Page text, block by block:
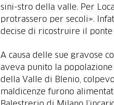
sini-stro della valle. Per
protrassero per secoli».
A causa delle sue gravose
aveva punito la
della Valle di Blenio,
maldicenze furono